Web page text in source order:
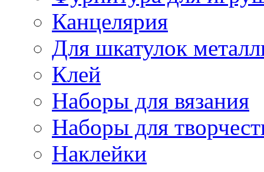
Канцелярия
Для шкатулок
Клей
Наборы для вязания
Наборы для
Наклейки